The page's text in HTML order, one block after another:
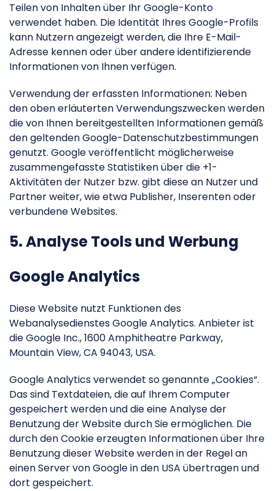
Teilen von Inhalten über Ihr Google-Konto
verwendet haben. Die Identität Ihres Google-Profils
kann Nutzern angezeigt werden, die Ihre E-Mail-
Adresse kennen oder über andere identifizierende
Informationen von Ihnen verfügen.
Verwendung der erfassten Informationen: Neben
den oben erläuterten Verwendungszwecken werden
die von Ihnen bereitgestellten Informationen gemäß
den geltenden Google-Datenschutzbestimmungen
genutzt. Google veröffentlicht möglicherweise
zusammengefasste Statistiken über die +1-
Aktivitäten der Nutzer bzw. gibt diese an Nutzer und
Partner weiter, wie etwa Publisher, Inserenten oder
verbundene Websites.
5. Analyse Tools und Werbung
Google Analytics
Diese Website nutzt Funktionen des
Webanalysedienstes Google Analytics. Anbieter ist
die Google Inc., 1600 Amphitheatre Parkway,
Mountain View, CA 94043, USA.
Google Analytics verwendet so genannte „Cookies“.
Das sind Textdateien, die auf Ihrem Computer
gespeichert werden und die eine Analyse der
Benutzung der Website durch Sie ermöglichen. Die
durch den Cookie erzeugten Informationen über Ihre
Benutzung dieser Website werden in der Regel an
einen Server von Google in den USA übertragen und
dort gespeichert.